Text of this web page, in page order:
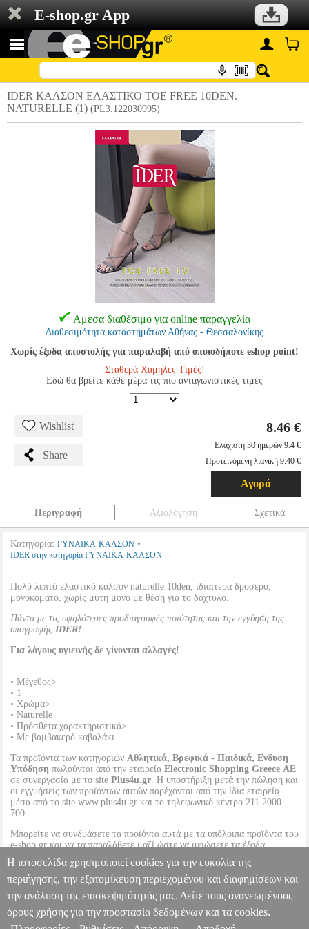
E-shop.gr App
IDER ΚΑΛΣΟΝ ΕΛΑΣΤΙΚΟ TOE FREE 10DEN.
NATURELLE (1) (PL3.122030995)
Αμεσα διαθέσιμο για online παραγγελία
Διαθεσιμότητα καταστημάτων Αθήνας - Θεσσαλονίκης
Χωρίς έξοδα αποστολής για παραλαβή από οποιοδήποτε eshop point!
Σταθερά Χαμηλές Τιμές!
Εδώ θα βρείτε κάθε μέρα τις πιο ανταγωνιστικές τιμές
Wishlist
Share
8.46 €
Ελάχιστη 30 ημερών 9.4 €
Προτεινόμενη λιανική 9.40 €
Αγορά
Περιγραφή Αξιολόγηση Σχετικά
Κατηγορία: ΓΥΝΑΙΚΑ-ΚΑΛΣΟΝ •
IDER στην κατηγορία ΓΥΝΑΙΚΑ-ΚΑΛΣΟΝ
Πολύ λεπτό ελαστικό καλσόν naturelle 10den, ιδιαίτερα δροσερό,
μονοκόματο, χωρίς μύτη μόνο με θέση για το δάχτυλο.
Πάντα με τις υψηλότερες προδιαγραφές ποιότητας και την εγγύηση της
υπογραφής IDER!
Για λόγους υγιεινής δε γίνονται αλλαγές!
• Μέγεθος>
• 1
• Χρώμα>
• Naturelle
• Πρόσθετα χαρακτηριστικά>
• Με βαμβακερό καβαλάκι
Τα προϊόντα των κατηγοριών Αθλητικά, Βρεφικά - Παιδικά, Ενδυση
Υπόδηση πωλούνται από την εταιρεία Electronic Shopping Greece ΑΕ
σε συνεργασία με το site Plus4u.gr. Η υποστήριξη μετά την πώληση και
οι εγγυήσεις των προϊόντων αυτών παρέχονται από την ίδια εταιρεία
μέσα από το site www.plus4u.gr και το τηλεφωνικό κέντρο 211 2000
700.
Μπορείτε να συνδυάσετε τα προϊόντα αυτά με τα υπόλοιπα προϊόντα του
e-shop.gr και να τα παραλάβετε μαζί ώστε να μειώσετε τα έξοδα
αποστολής. Μπορείτε επίσης να παραλάβετε από οποιοδήποτε eshop
point με μηδενικά έξοδα αποστολής ανεξαρτήτως ύψους παραγγελίας!
IDER ΚΑΛΣΟΝ ΕΛΑΣΤΙΚΟ TOE FREE 10DEN. NATURELLE
(1) PL3.122030995 PL3.122030995 IDER IDER ΓΥΝΑΙΚΑ-
ΚΑΛΣΟΝ
Κατηγορία: ΓΥΝΑΙΚΑ-ΚΑΛΣΟΝ •IDER στην κατηγορία
Η ιστοσελίδα χρησιμοποιεί cookies για την ευκολία της
περιήγησης, την εξατομίκευση περιεχομένου και διαφημίσεων και
την ανάλυση της επισκεψιμότητάς μας. Δείτε τους ανανεωμένους
όρους χρήσης για την προστασία δεδομένων και τα cookies.